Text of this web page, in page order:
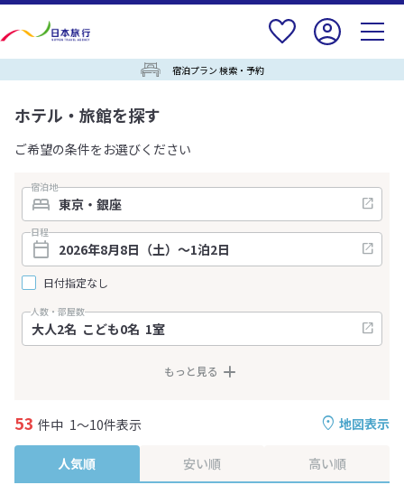
宿泊プラン 検索・予約
ホテル・旅館を探す
ご希望の条件をお選びください
宿泊地
日程
日付指定なし
人数・部屋数
もっと見る
地図表示
53 件中 1～10件表示
人気順 安い順 高い順